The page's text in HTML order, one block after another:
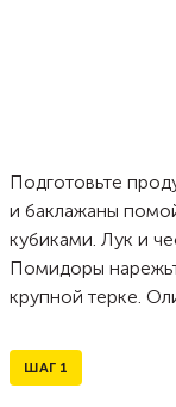
Подготовьте
и баклажаны
кубиками. Лук и
Помидоры
крупной терке.
ШАГ 1